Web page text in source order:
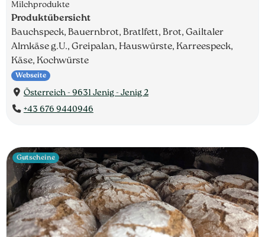
Milchprodukte
Produktübersicht
Bauchspeck, Bauernbrot, Bratlfett, Brot, Gailtaler
Almkäse g.U., Greipalan, Hauswürste, Karreespeck,
Käse, Kochwürste
Webseite
Österreich - 9631 Jenig - Jenig 2
+43 676 9440946
Gutscheine